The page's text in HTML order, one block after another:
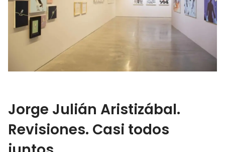
Jorge Julián Aristizábal.
Revisiones. Casi todos